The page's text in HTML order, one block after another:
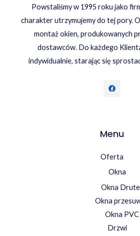
Powstaliśmy w 1995 roku jako
charakter utrzymujemy do tej pory.
montaż okien, produkowanych
dostawców. Do każdego
indywidualnie, starając się
Menu
Oferta
Okna
Okna
Okna
Okna PVC
Drzwi